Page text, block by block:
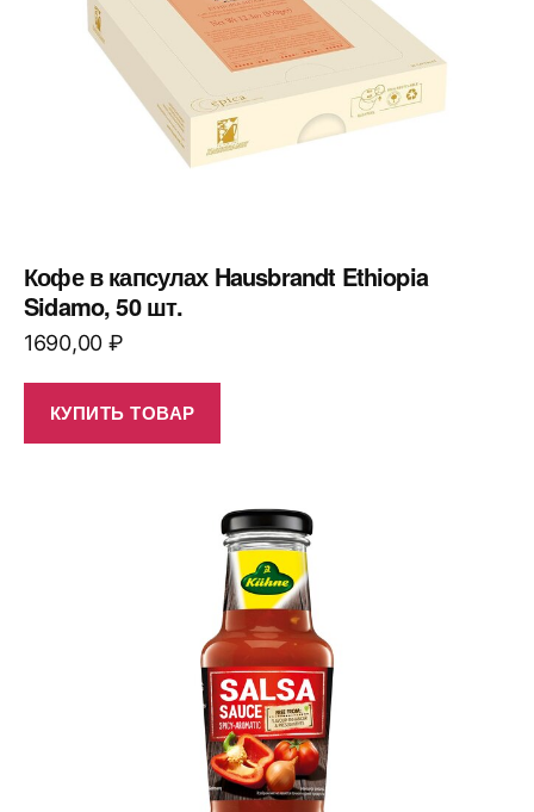
Кофе в капсулах Hausbrandt Ethiopia
Sidamo, 50 шт.
1690,00 ₽
КУПИТЬ ТОВАР